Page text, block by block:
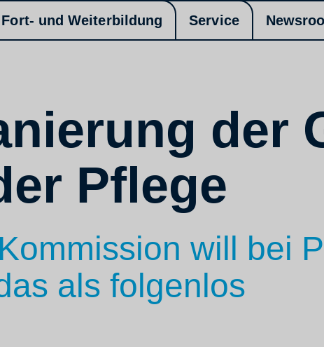
Fort- und Weiterbildung Service
der
Pflege
will bei
als folgenlos